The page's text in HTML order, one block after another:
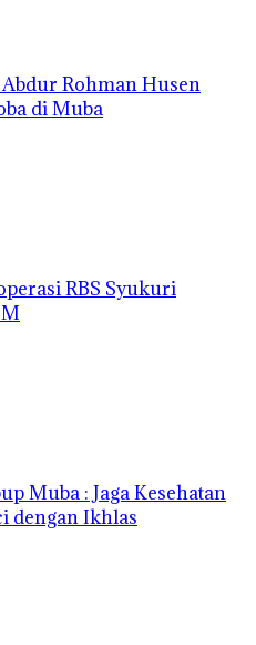
Rohman Husen
di Muba
RBS Syukuri
Muba : Jaga Kesehatan
dengan Ikhlas